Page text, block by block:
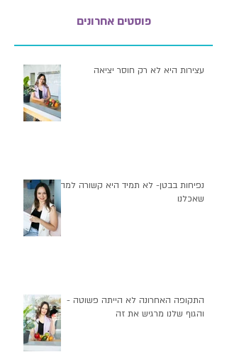
פוסטים אחרונים
עצירות היא לא רק חוסר יציאה
נפיחות בבטן- לא תמיד היא קשורה למה
שאכלנו
התקופה האחרונה לא הייתה פשוטה -
והגוף שלנו מרגיש את זה